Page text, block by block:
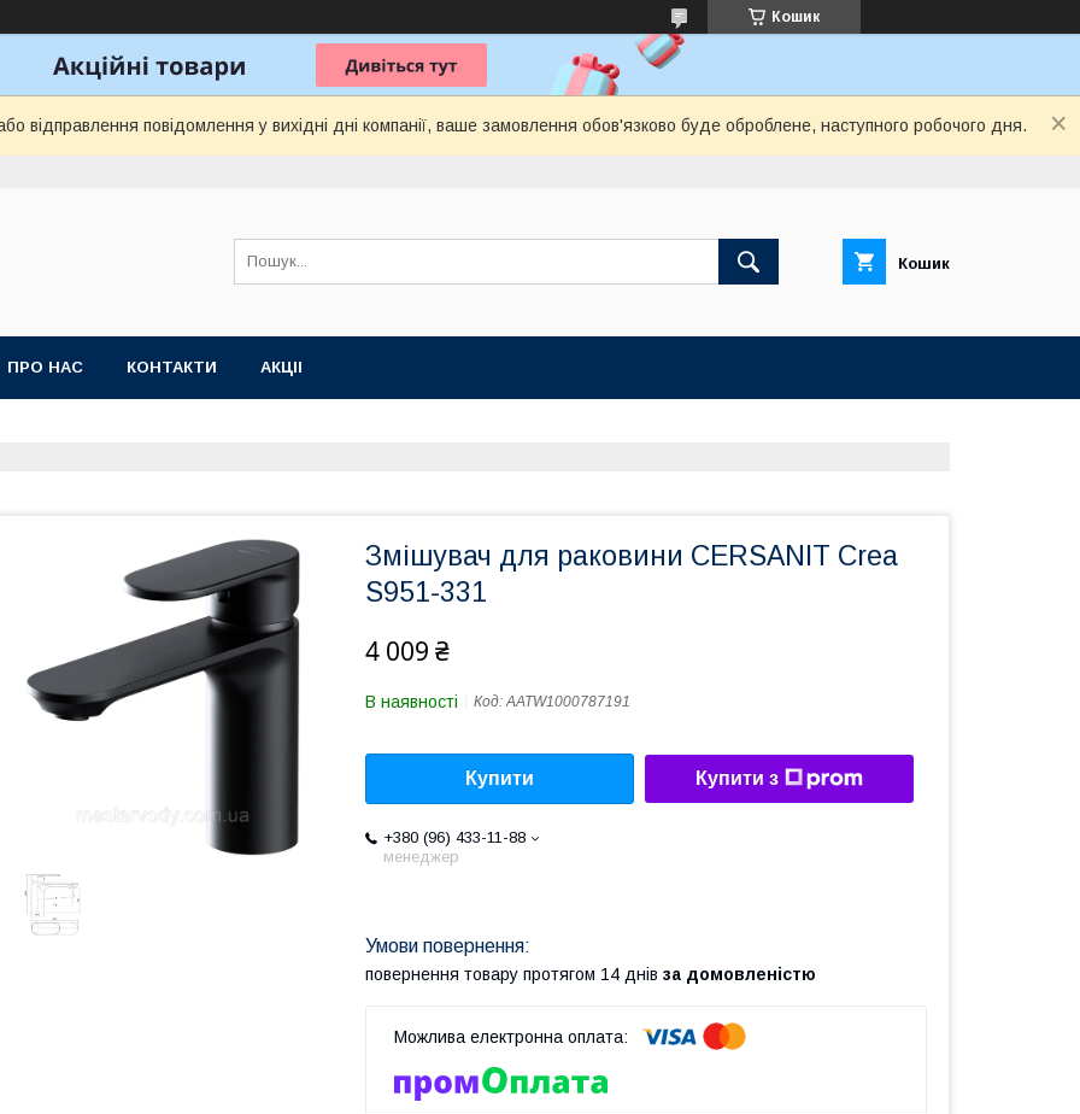
Кошик
відправлення повідомлення у вихідні дні компанії, ваше замовлення обов'язково буде оброблене, наступного робочого дня.
Кошик
ПРО НАС КОНТАКТИ АКЦІІ
Змішувач для раковини CERSANIT Crea
S951-331
4 009 ₴
В наявності Код:AATW1000787191
Купити Купити з
+380 (96) 433-11-88
менеджер
повернення товару протягом 14 днів за домовленістю